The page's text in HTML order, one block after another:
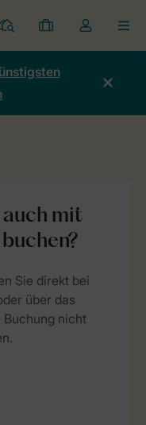
Meine
Buchungen
Dropdown-
Menü
Kontos